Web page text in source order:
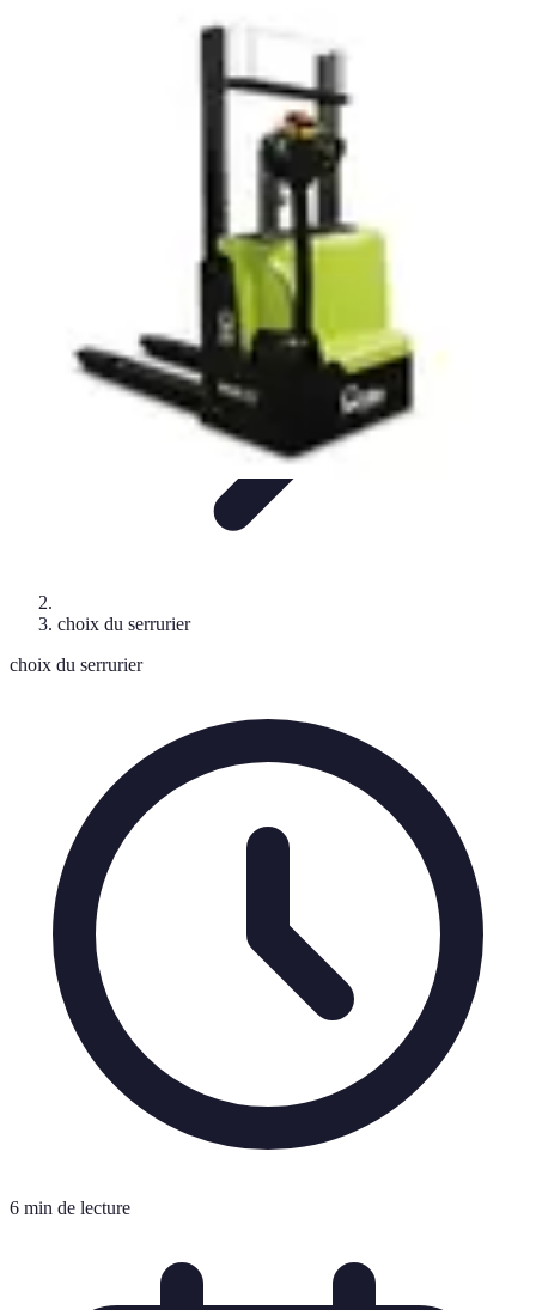
Choisir un serrurier
choix du serrurier
choix du serrurier
6 min de lecture